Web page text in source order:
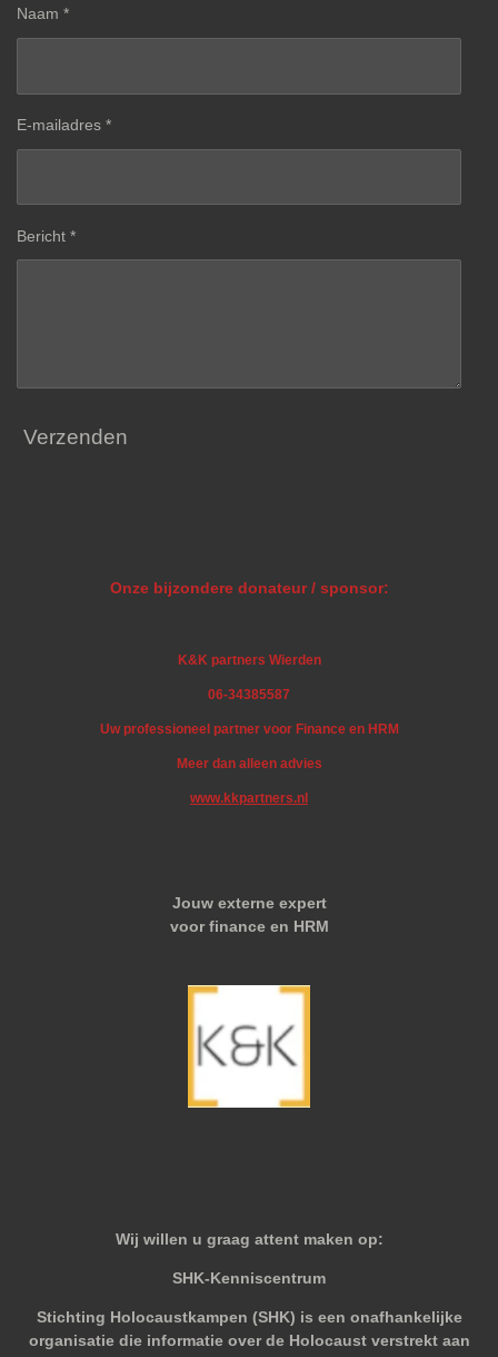
Naam *
E-mailadres *
Bericht *
Verzenden
Onze bijzondere donateur / sponsor:
K&K partners Wierden
06-34385587
Uw professioneel partner voor Finance en HRM
Meer dan alleen advies
www.kkpartners.nl
Jouw externe expert
voor finance en HRM
Wij willen u graag attent maken op:
SHK-Kenniscentrum
Stichting Holocaustkampen (SHK) is een onafhankelijke
organisatie die informatie over de Holocaust verstrekt aan